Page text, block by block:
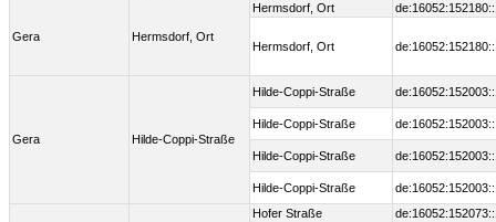
Gera Hermsdorf, Ort
Hermsdorf, Ort
Hermsdorf, Ort
Gera Hilde-Coppi-Straße
Hilde-Coppi-Straße
Hilde-Coppi-Straße
Hilde-Coppi-Straße
Hilde-Coppi-Straße
Hofer Straße